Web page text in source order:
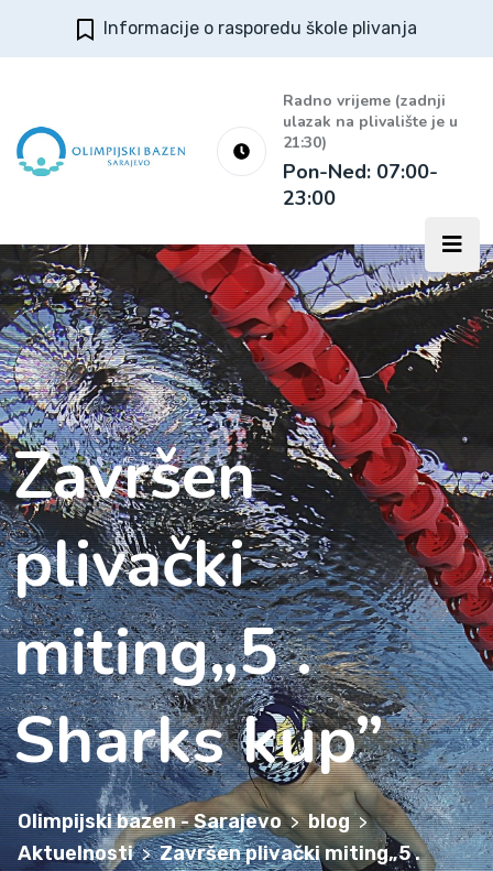
Informacije o rasporedu škole plivanja
Radno vrijeme (zadnji
ulazak na plivalište je u
21:30)
Pon-Ned: 07:00-
23:00
Završen
plivački
miting„5 .
Sharks kup”
Olimpijski bazen - Sarajevo > blog >
Aktuelnosti > Završen plivački miting„5 .